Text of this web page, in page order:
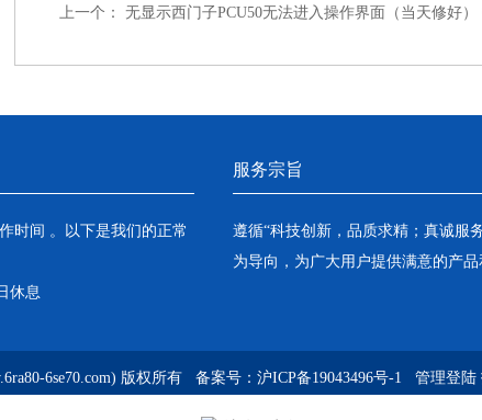
上一个： 无显示西门子PCU50无法进入操作界面（当天修好
时间 。以下是我们的正常
休息
服务宗旨
遵循“科技创新，品质求精；真诚服
为导向，为广大用户提供满意的产品
6se70.com) 版权所有 备案号： 沪ICP备19043496号-1 管理登陆